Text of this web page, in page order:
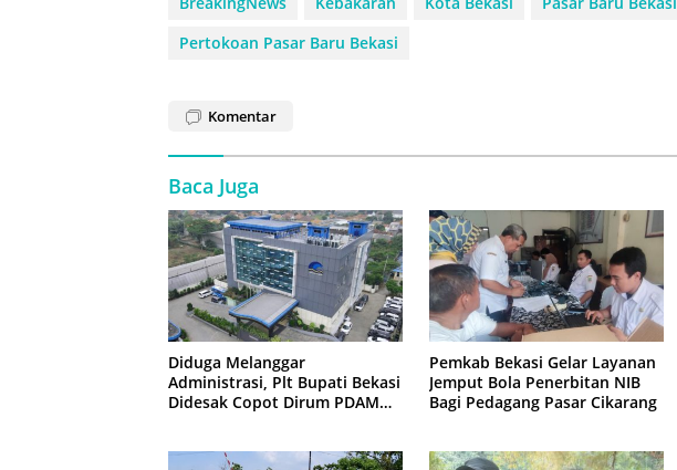
Pertokoan Pasar Baru Bekasi
Komentar
Baca Juga
Diduga Melanggar
Administrasi, Plt Bupati Bekasi
Didesak Copot Dirum PDAM
Pemkab Bekasi Gelar Layanan
Jemput Bola Penerbitan NIB
Bagi Pedagang Pasar Cikarang